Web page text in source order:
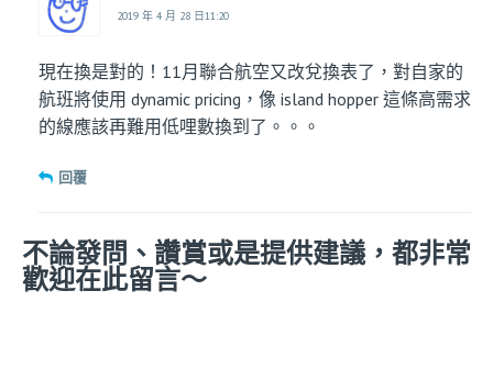
2019 年 4 月 28 日11:20
現在換是對的！11月聯合航空又改兌換表了，對自家的
航班將使用 dynamic pricing，像 island hopper 這條高需求
的線應該再難用低哩數換到了。。。
回覆
不論發問、讚賞或是提供建議，都非常
歡迎在此留言～